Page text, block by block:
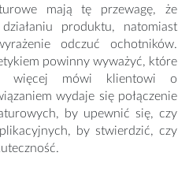
mają tę przewagę, że
produktu, natomiast
odczuć ochotników.
powinny wyważyć, które
więcej mówi klientowi o
wydaje się połączenie
by upewnić się, czy
by stwierdzić, czy